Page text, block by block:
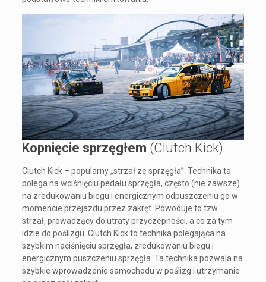
Kopnięcie sprzęgłem (Clutch Kick)
Clutch Kick – popularny „strzał ze sprzęgła”. Technika ta
polega na wciśnięciu pedału sprzęgła, często (nie zawsze)
na zredukowaniu biegu i energicznym odpuszczeniu go w
momencie przejazdu przez zakręt. Powoduje to tzw.
strzał, prowadzący do utraty przyczepności, a co za tym
idzie do poślizgu. Clutch Kick to technika polegająca na
szybkim naciśnięciu sprzęgła, zredukowaniu biegu i
energicznym puszczeniu sprzęgła. Ta technika pozwala na
szybkie wprowadzenie samochodu w poślizg i utrzymanie